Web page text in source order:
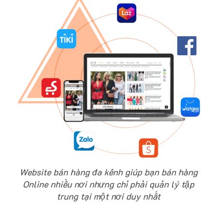
Website bán hàng đa kênh giúp bạn bán hàng
Online nhiều nơi nhưng chỉ phải quản lý tập
trung tại một nơi duy nhất